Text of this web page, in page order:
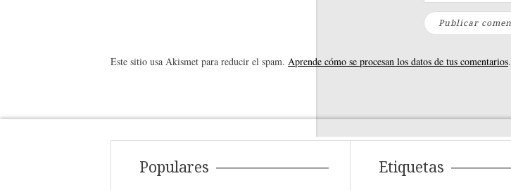
Este sitio usa Akismet para reducir el spam. Aprende cómo se procesan los datos de tus comentarios.
Populares Etiquetas